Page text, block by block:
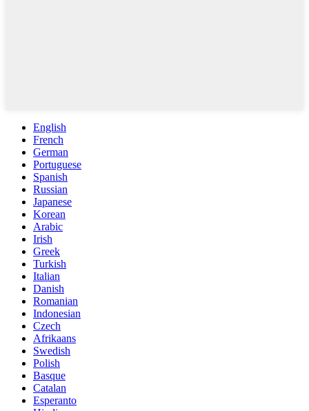
English
French
German
Portuguese
Spanish
Russian
Japanese
Korean
Arabic
Irish
Greek
Turkish
Italian
Danish
Romanian
Indonesian
Czech
Afrikaans
Swedish
Polish
Basque
Catalan
Esperanto